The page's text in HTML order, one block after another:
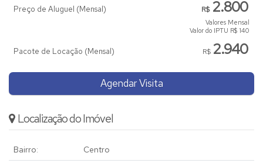
R$2.800
Preço de Aluguel (Mensal)
Valores Mensal
Valor do IPTU R$ 140
R$ 2.940
Pacote de Locação (Mensal)
Agendar Visita
Localização do Imóvel
Bairro: Centro